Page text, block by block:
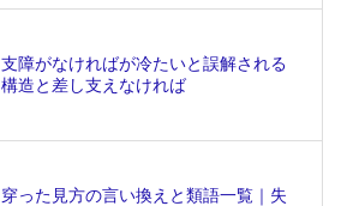
支障がなければが冷たいと誤解される
構造と差し支えなければ
穿った見方の言い換えと類語一覧｜失